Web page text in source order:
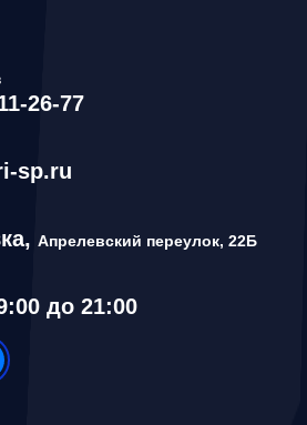
26-77
sp.ru
Апрелевский переулок, 22Б
до 21:00